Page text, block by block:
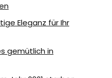
Eleganz für Ihr
gemütlich in